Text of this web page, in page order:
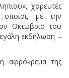
χορευτές
με την
Οκτώβριο του
εκδήλωση –
αφρόκρεμα της